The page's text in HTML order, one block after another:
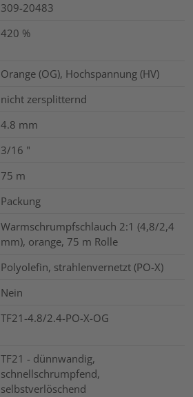
309-20483
420 %
Orange (OG), Hochspannung (HV)
nicht zersplitternd
4.8 mm
3/16 "
75 m
Packung
Warmschrumpfschlauch 2:1 (4,8/2,4
mm), orange, 75 m Rolle
Polyolefin, strahlenvernetzt (PO-X)
Nein
TF21-4.8/2.4-PO-X-OG
TF21 - dünnwandig,
schnellschrumpfend,
selbstverlöschend